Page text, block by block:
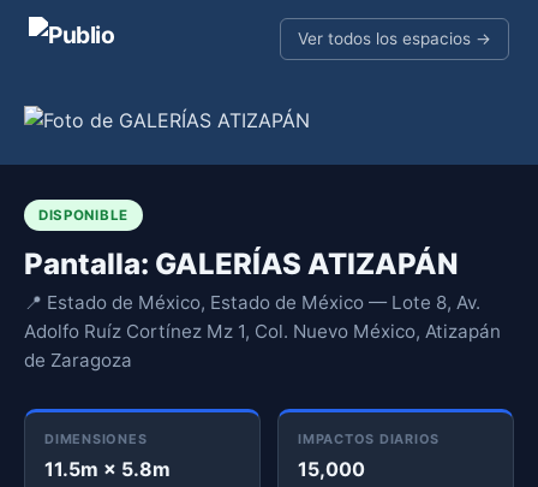
Ver todos los espacios →
DISPONIBLE
Pantalla: GALERÍAS ATIZAPÁN
📍 Estado de México, Estado de México — Lote 8, Av.
Adolfo Ruíz Cortínez Mz 1, Col. Nuevo México, Atizapán
de Zaragoza
DIMENSIONES
11.5m × 5.8m
IMPACTOS DIARIOS
15,000